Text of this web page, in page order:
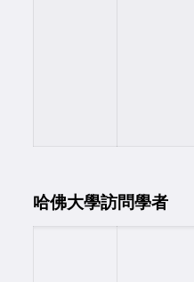
哈佛大學訪問學者